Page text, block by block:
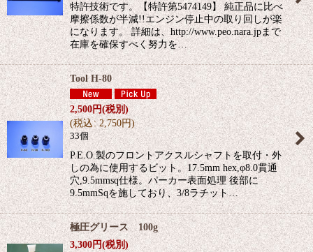
特許技術です。【特許第5474149】 純正品に比べ
摩擦係数が半減!!エンジン停止中の取り回しが楽
になります。 詳細は、http://www.peo.nara.jpまで
在庫を確保すべく努力を…
Tool H-80
2,500円(税別)
(税込: 2,750円)
33個
P.E.O.製のフロントアクスルシャフトを取付・外
しの為に使用するビット。17.5mm hex,φ8.0貫通
穴,9.5mmsq仕様。パーカー表面処理 後部に
9.5mmSqを施しており、3/8ラチット…
極圧グリース 100g
3,300円(税別)